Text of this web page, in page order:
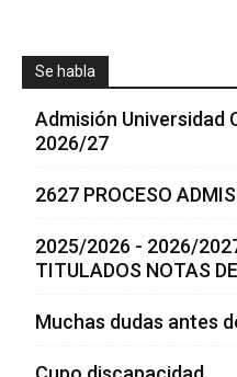
Se habla
Admisión Universidad
2026/27
2627 PROCESO
2025/2026 - 2026/
TITULADOS NOTAS
Muchas dudas antes